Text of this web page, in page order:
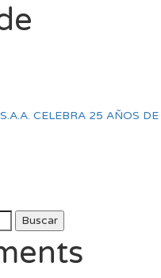
CELEBRA 25 AÑOS DE
Buscar